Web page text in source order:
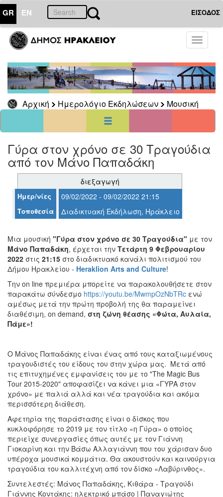
GR EN ΕΙΣΟΔΟΣ
Toggle
Αρχική Ημερολόγιο Εκδηλώσεων Μουσική
01Αύγουστος
2026
Κυρ Δευ Τρι Τετ Πεμ Παρ Σαβ
1
2
9 10 11 12 13 14
15
22
<<
σήμερα >>
ΗΜΕΡΟΛΟΓΙΟ
ΕΚΔΗΛΩΣΕΩΝ
Μουσική
ΤΟΠΟΣ
ΜΑΣ
ΔΗΜΟΣ
ΠΟΛΙΤΙΣΜΟΣ
Γύρα στον χρόνο σε 30 Τραγούδια
από τον Μάνο Παπαδάκη
διεξαγωγή
Ημερ/νίες 09/02/2022 - 09/02/2022 21:15
Τοποθεσία Διαδικτυακή Εκδήλωση, Ηράκλειο
Μια μουσική "Γύρα στον χρόνο σε 30 Τραγούδια" με τον
Μάνο Παπαδάκη, έρχεται την Tετάρτη 9 Φεβρουαρίου
2022 στις 21:15 στο διαδικτυακό κανάλι πολιτισμού του
Δήμου Ηρακλείου - Heraklion Arts and Culture!
Την on line πρεμιέρα μπορείτε να παρακολουθήσετε στον
παρακάτω σύνδεσμο https://youtu.be/MwmpOzNbTRc ενώ
αμέσως μετά την πρώτη προβολή της θα παραμείνει
διαθέσιμη, on demand, στη ζώνη θέασης «Φώτα, Αυλαία,
Πάμε»!
Ο Μάνος Παπαδάκης είναι ένας από τους καταξιωμένους
τραγουδιστές του είδους του στην χώρα μας. Μετά από
τις επιτυχημένες εμφανίσεις του με το "The Magic Bus
Tour 2015-2020" αποφασίζει να κάνει μια «ΓΥΡΑ στον
χρόνο» με παλιά αλλά και νέα τραγούδια και ακόμα
περισσότερη διάθεση.
Αφετηρία της παράστασης είναι ο δίσκος που
κυκλοφόρησε το 2019 με τον τίτλο «η Γύρα» ο οποίος
περιείχε συνεργασίες όπως αυτές με τον Γιάννη
Γιοκαρίνη και την Βάσω Αλλαγιάννη που του χάρισαν δυο
υπέροχα μουσικά κομμάτια. Θα ακουστούν και καινούργια
τραγούδια του καλλιτέχνη από τον δίσκο «Λαβύρινθος».
Συντελεστές: Μάνος Παπαδάκης, Κιθάρα - Τραγούδι
Γιάννης Κοντάκης: ηλεκτρικό μπάσο | Παναγιώτης